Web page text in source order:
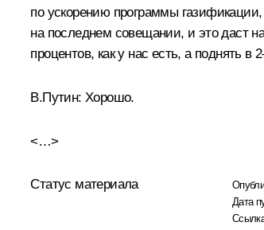
по ускорению программы
на последнем совещании, и это даст
процентов, как у нас есть, а поднять
В.Путин: Хорошо.
<…>
Статус материала
Дата